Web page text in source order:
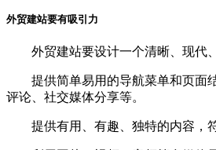
外贸建站要有吸引力
外贸建站要设计一个清晰、现代、
提供简单易用的导航菜单和页面结
评论、社交媒体分享等。
提供有用、有趣、独特的内容，符